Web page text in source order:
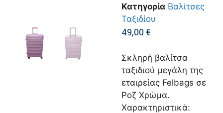
Κατηγορία Βαλίτσες
Ταξιδίου
49,00 €
Σκληρή βαλίτσα
ταξιδιού μεγάλη της
εταιρείας Felbags σε
Ροζ Χρώμα.
Χαρακτηριστικά: